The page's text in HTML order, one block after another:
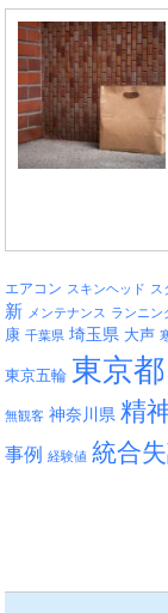
エアコン スキンヘッド ス
新 メンテナンス ランニン
康 千葉県 埼玉県 大声
東京五輪 東京都
無観客 神奈川県 精
事例
経験値 統合